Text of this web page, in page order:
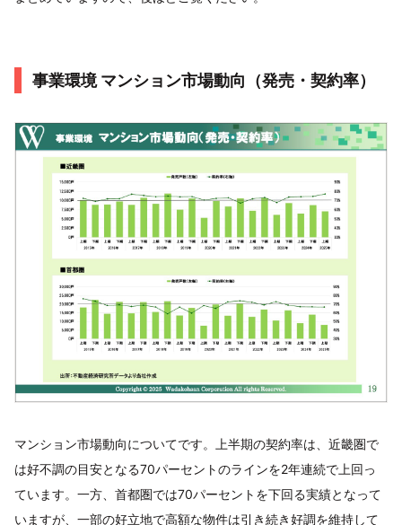
事業環境 マンション市場動向（発売・契約率）
マンション市場動向についてです。上半期の契約率は、近畿圏で
は好不調の目安となる70パーセントのラインを2年連続で上回っ
ています。一方、首都圏では70パーセントを下回る実績となって
いますが、一部の好立地で高額な物件は引き続き好調を維持して